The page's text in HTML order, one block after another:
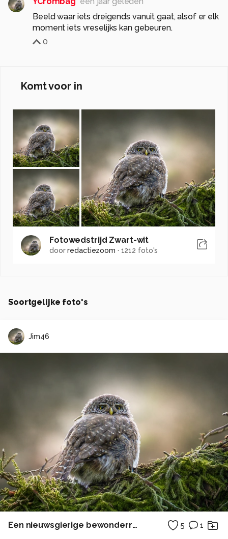
Beeld waar iets dreigends vanuit gaat, alsof er elk
moment iets vreselijks kan gebeuren.
0
Komt voor in
Fotowedstrijd Zwart-wit
doorredactiezoom · 1212 foto's
Soortgelijke foto's
Jim46
Een nieuwsgierige bewonderraarster 5 1